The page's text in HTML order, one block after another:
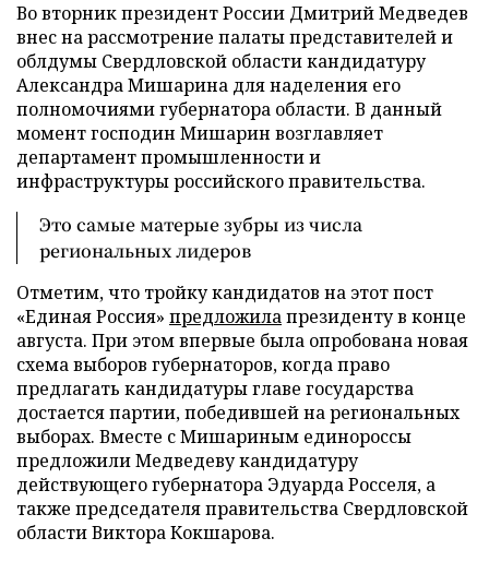
Во вторник президент России Дмитрий Медведев
внес на рассмотрение палаты представителей и
облдумы Свердловской области кандидатуру
Александра Мишарина для наделения его
полномочиями губернатора области. В данный
момент господин Мишарин возглавляет
департамент промышленности и
инфраструктуры российского правительства.
Это самые матерые зубры из числа
региональных лидеров
Отметим, что тройку кандидатов на этот пост
«Единая Россия» предложилапрезиденту в конце
августа. При этом впервые была опробована новая
схема выборов губернаторов, когда право
предлагать кандидатуры главе государства
достается партии, победившей на региональных
выборах. Вместе с Мишариным единороссы
предложили Медведеву кандидатуру
действующего губернатора Эдуарда Росселя, а
также председателя правительства Свердловской
области Виктора Кокшарова.